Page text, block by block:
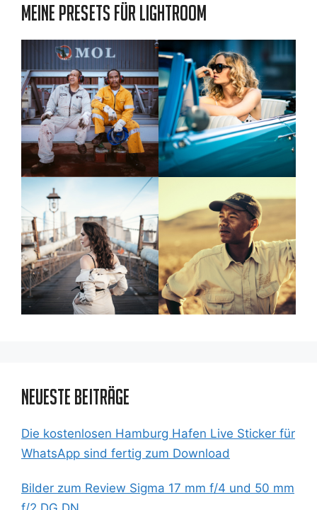
Meine Presets für Lightroom
Neueste Beiträge
Die kostenlosen Hamburg Hafen Live Sticker für
WhatsApp sind fertig zum Download
Bilder zum Review Sigma 17 mm f/4 und 50 mm